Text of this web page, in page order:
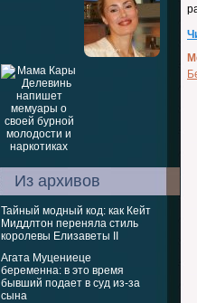
Из архивов
Тайный модный код: как Кейт
Миддлтон переняла стиль
королевы Елизаветы II
Агата Муцениеце
беременна: в это время
бывший подает в суд из-за
сына